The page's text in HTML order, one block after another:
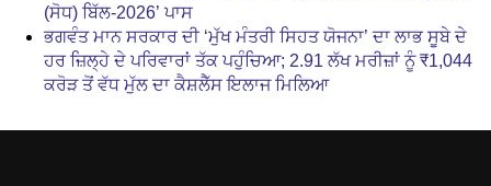
(ਸੋਧ) ਬਿੱਲ-2026’ ਪਾਸ
ਭਗਵੰਤ ਮਾਨ ਸਰਕਾਰ ਦੀ ‘ਮੁੱਖ ਮੰਤਰੀ ਸਿਹਤ ਯੋਜਨਾ’ ਦਾ ਲਾਭ ਸੂਬੇ ਦੇ
ਹਰ ਜ਼ਿਲ੍ਹੇ ਦੇ ਪਰਿਵਾਰਾਂ ਤੱਕ ਪਹੁੰਚਿਆ; 2.91 ਲੱਖ ਮਰੀਜ਼ਾਂ ਨੂੰ ₹1,044
ਕਰੋੜ ਤੋਂ ਵੱਧ ਮੁੱਲ ਦਾ ਕੈਸ਼ਲੈੱਸ ਇਲਾਜ ਮਿਲਿਆ